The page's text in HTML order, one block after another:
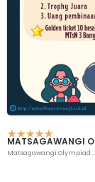
☆☆☆☆☆
MATSAGAWANGI
Matsagawangi Olympiad